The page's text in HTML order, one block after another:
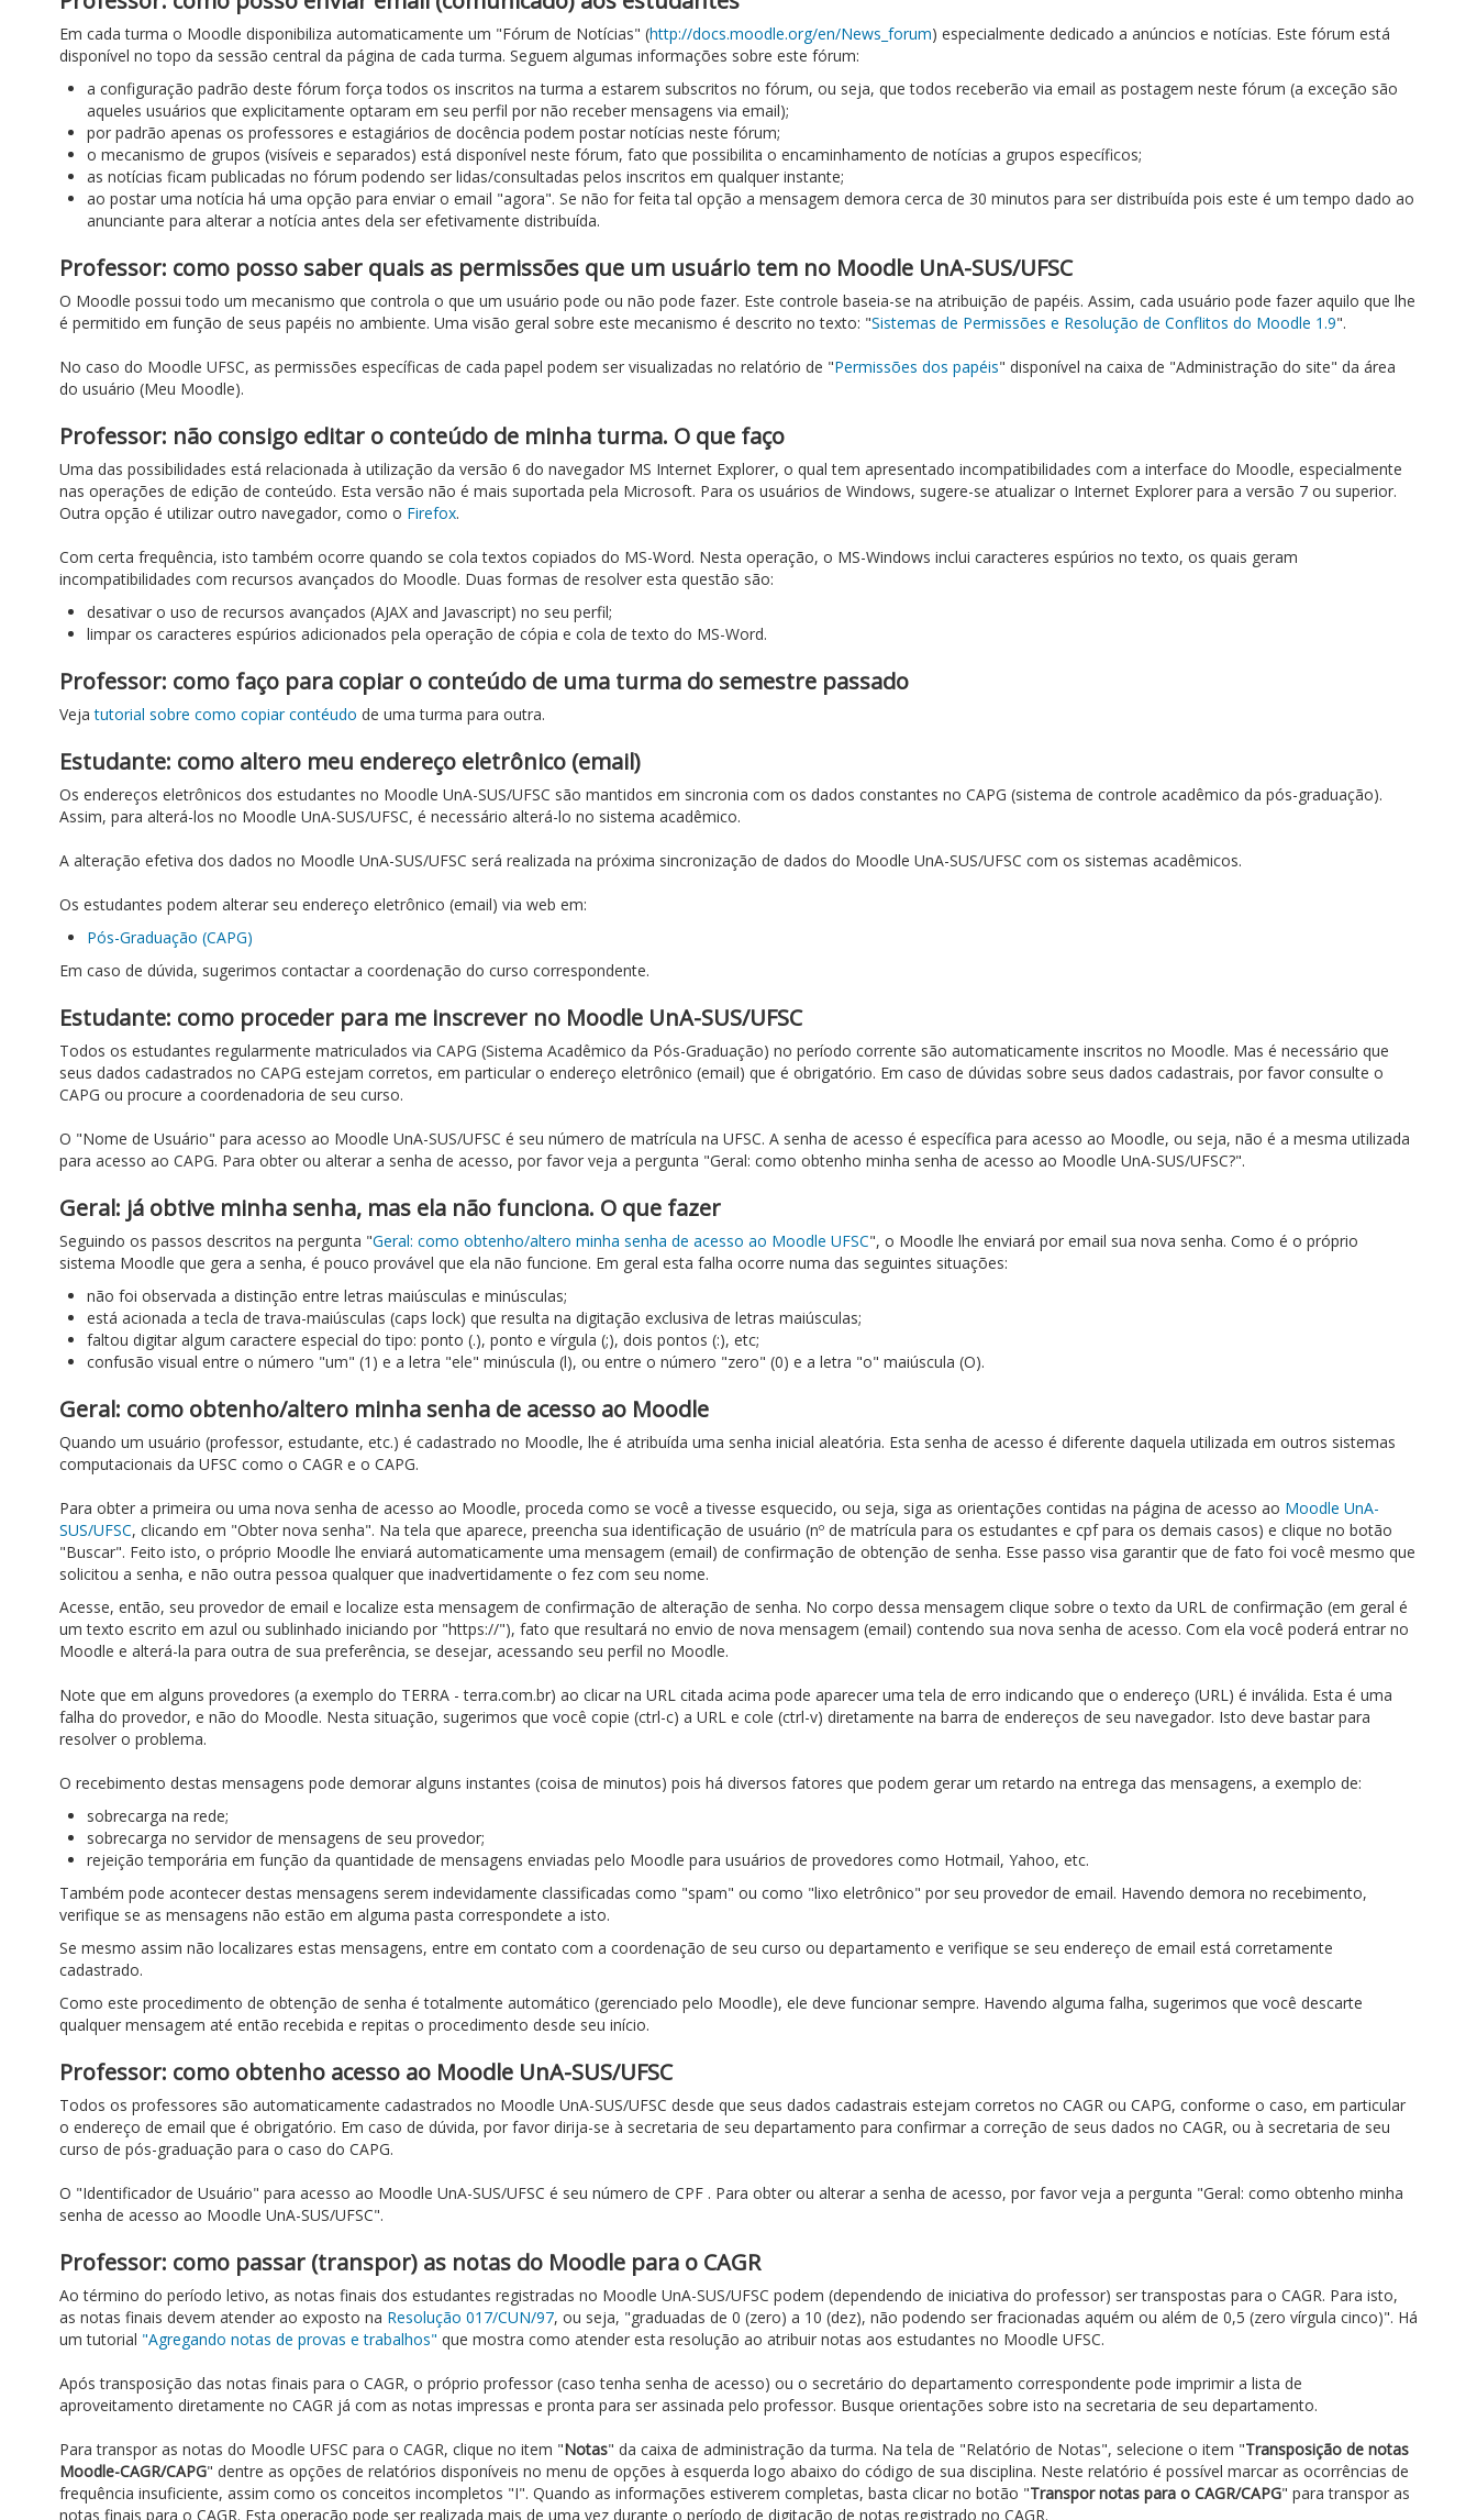
Em cada turma o Moodle disponibiliza automaticamente um "Fórum de Notícias" (http://docs.moodle.org/en/News_forum) especialmente dedicado a anúncios e notícias. Este fórum está
disponível no topo da sessão central da página de cada turma. Seguem algumas informações sobre este fórum:
a configuração padrão deste fórum força todos os inscritos na turma a estarem subscritos no fórum, ou seja, que todos receberão via email as postagem neste fórum (a exceção são
aqueles usuários que explicitamente optaram em seu perfil por não receber mensagens via email);
por padrão apenas os professores e estagiários de docência podem postar notícias neste fórum;
o mecanismo de grupos (visíveis e separados) está disponível neste fórum, fato que possibilita o encaminhamento de notícias a grupos específicos;
as notícias ficam publicadas no fórum podendo ser lidas/consultadas pelos inscritos em qualquer instante;
ao postar uma notícia há uma opção para enviar o email "agora". Se não for feita tal opção a mensagem demora cerca de 30 minutos para ser distribuída pois este é um tempo dado ao
anunciante para alterar a notícia antes dela ser efetivamente distribuída.
Professor: como posso saber quais as permissões que um usuário tem no Moodle UnA-SUS/UFSC
O Moodle possui todo um mecanismo que controla o que um usuário pode ou não pode fazer. Este controle baseia-se na atribuição de papéis. Assim, cada usuário pode fazer aquilo que lhe
é permitido em função de seus papéis no ambiente. Uma visão geral sobre este mecanismo é descrito no texto: "Sistemas de Permissões e Resolução de Conflitos do Moodle 1.9".
No caso do Moodle UFSC, as permissões específicas de cada papel podem ser visualizadas no relatório de "Permissões dos papéis" disponível na caixa de "Administração do site" da área
do usuário (Meu Moodle).
Professor: não consigo editar o conteúdo de minha turma. O que faço
Uma das possibilidades está relacionada à utilização da versão 6 do navegador MS Internet Explorer, o qual tem apresentado incompatibilidades com a interface do Moodle, especialmente
nas operações de edição de conteúdo. Esta versão não é mais suportada pela Microsoft. Para os usuários de Windows, sugere-se atualizar o Internet Explorer para a versão 7 ou superior.
Outra opção é utilizar outro navegador, como o Firefox.
Com certa frequência, isto também ocorre quando se cola textos copiados do MS-Word. Nesta operação, o MS-Windows inclui caracteres espúrios no texto, os quais geram
incompatibilidades com recursos avançados do Moodle. Duas formas de resolver esta questão são:
desativar o uso de recursos avançados (AJAX and Javascript) no seu perfil;
limpar os caracteres espúrios adicionados pela operação de cópia e cola de texto do MS-Word.
Professor: como faço para copiar o conteúdo de uma turma do semestre passado
Vejatutorial sobre como copiar contéudo de uma turma para outra.
Estudante: como altero meu endereço eletrônico (email)
Os endereços eletrônicos dos estudantes no Moodle UnA-SUS/UFSC são mantidos em sincronia com os dados constantes no CAPG (sistema de controle acadêmico da pós-graduação).
Assim, para alterá-los no Moodle UnA-SUS/UFSC, é necessário alterá-lo no sistema acadêmico.
A alteração efetiva dos dados no Moodle UnA-SUS/UFSC será realizada na próxima sincronização de dados do Moodle UnA-SUS/UFSC com os sistemas acadêmicos.
Os estudantes podem alterar seu endereço eletrônico (email) via web em:
Pós-Graduação (CAPG)
Em caso de dúvida, sugerimos contactar a coordenação do curso correspondente.
Estudante: como proceder para me inscrever no Moodle UnA-SUS/UFSC
Todos os estudantes regularmente matriculados via CAPG (Sistema Acadêmico da Pós-Graduação) no período corrente são automaticamente inscritos no Moodle. Mas é necessário que
seus dados cadastrados no CAPG estejam corretos, em particular o endereço eletrônico (email) que é obrigatório. Em caso de dúvidas sobre seus dados cadastrais, por favor consulte o
CAPG ou procure a coordenadoria de seu curso.
O "Nome de Usuário" para acesso ao Moodle UnA-SUS/UFSC é seu número de matrícula na UFSC. A senha de acesso é específica para acesso ao Moodle, ou seja, não é a mesma utilizada
para acesso ao CAPG. Para obter ou alterar a senha de acesso, por favor veja a pergunta "Geral: como obtenho minha senha de acesso ao Moodle UnA-SUS/UFSC?".
Geral: já obtive minha senha, mas ela não funciona. O que fazer
Seguindo os passos descritos na pergunta "Geral: como obtenho/altero minha senha de acesso ao Moodle UFSC", o Moodle lhe enviará por email sua nova senha. Como é o próprio
sistema Moodle que gera a senha, é pouco provável que ela não funcione. Em geral esta falha ocorre numa das seguintes situações:
não foi observada a distinção entre letras maiúsculas e minúsculas;
está acionada a tecla de trava-maiúsculas (caps lock) que resulta na digitação exclusiva de letras maiúsculas;
faltou digitar algum caractere especial do tipo: ponto (.), ponto e vírgula (;), dois pontos (:), etc;
confusão visual entre o número "um" (1) e a letra "ele" minúscula (l), ou entre o número "zero" (0) e a letra "o" maiúscula (O).
Geral: como obtenho/altero minha senha de acesso ao Moodle
Quando um usuário (professor, estudante, etc.) é cadastrado no Moodle, lhe é atribuída uma senha inicial aleatória. Esta senha de acesso é diferente daquela utilizada em outros sistemas
computacionais da UFSC como o CAGR e o CAPG.
Para obter a primeira ou uma nova senha de acesso ao Moodle, proceda como se você a tivesse esquecido, ou seja, siga as orientações contidas na página de acesso ao Moodle UnA-
SUS/UFSC, clicando em "Obter nova senha". Na tela que aparece, preencha sua identificação de usuário (nº de matrícula para os estudantes e cpf para os demais casos) e clique no botão
"Buscar". Feito isto, o próprio Moodle lhe enviará automaticamente uma mensagem (email) de confirmação de obtenção de senha. Esse passo visa garantir que de fato foi você mesmo que
solicitou a senha, e não outra pessoa qualquer que inadvertidamente o fez com seu nome.
Acesse, então, seu provedor de email e localize esta mensagem de confirmação de alteração de senha. No corpo dessa mensagem clique sobre o texto da URL de confirmação (em geral é
um texto escrito em azul ou sublinhado iniciando por "https://"), fato que resultará no envio de nova mensagem (email) contendo sua nova senha de acesso. Com ela você poderá entrar no
Moodle e alterá-la para outra de sua preferência, se desejar, acessando seu perfil no Moodle.
Note que em alguns provedores (a exemplo do TERRA - terra.com.br) ao clicar na URL citada acima pode aparecer uma tela de erro indicando que o endereço (URL) é inválida. Esta é uma
falha do provedor, e não do Moodle. Nesta situação, sugerimos que você copie (ctrl-c) a URL e cole (ctrl-v) diretamente na barra de endereços de seu navegador. Isto deve bastar para
resolver o problema.
O recebimento destas mensagens pode demorar alguns instantes (coisa de minutos) pois há diversos fatores que podem gerar um retardo na entrega das mensagens, a exemplo de:
sobrecarga na rede;
sobrecarga no servidor de mensagens de seu provedor;
rejeição temporária em função da quantidade de mensagens enviadas pelo Moodle para usuários de provedores como Hotmail, Yahoo, etc.
Também pode acontecer destas mensagens serem indevidamente classificadas como "spam" ou como "lixo eletrônico" por seu provedor de email. Havendo demora no recebimento,
verifique se as mensagens não estão em alguma pasta correspondete a isto.
Se mesmo assim não localizares estas mensagens, entre em contato com a coordenação de seu curso ou departamento e verifique se seu endereço de email está corretamente
cadastrado.
Como este procedimento de obtenção de senha é totalmente automático (gerenciado pelo Moodle), ele deve funcionar sempre. Havendo alguma falha, sugerimos que você descarte
qualquer mensagem até então recebida e repitas o procedimento desde seu início.
Professor: como obtenho acesso ao Moodle UnA-SUS/UFSC
Todos os professores são automaticamente cadastrados no Moodle UnA-SUS/UFSC desde que seus dados cadastrais estejam corretos no CAGR ou CAPG, conforme o caso, em particular
o endereço de email que é obrigatório. Em caso de dúvida, por favor dirija-se à secretaria de seu departamento para confirmar a correção de seus dados no CAGR, ou à secretaria de seu
curso de pós-graduação para o caso do CAPG.
O "Identificador de Usuário" para acesso ao Moodle UnA-SUS/UFSC é seu número de CPF . Para obter ou alterar a senha de acesso, por favor veja a pergunta "Geral: como obtenho minha
senha de acesso ao Moodle UnA-SUS/UFSC".
Professor: como passar (transpor) as notas do Moodle para o CAGR
Ao término do período letivo, as notas finais dos estudantes registradas no Moodle UnA-SUS/UFSC podem (dependendo de iniciativa do professor) ser transpostas para o CAGR. Para isto,
as notas finais devem atender ao exposto na Resolução 017/CUN/97, ou seja, "graduadas de 0 (zero) a 10 (dez), não podendo ser fracionadas aquém ou além de 0,5 (zero vírgula cinco)". Há
um tutorial "Agregando notas de provas e trabalhos" que mostra como atender esta resolução ao atribuir notas aos estudantes no Moodle UFSC.
Após transposição das notas finais para o CAGR, o próprio professor (caso tenha senha de acesso) ou o secretário do departamento correspondente pode imprimir a lista de
aproveitamento diretamente no CAGR já com as notas impressas e pronta para ser assinada pelo professor. Busque orientações sobre isto na secretaria de seu departamento.
Para transpor as notas do Moodle UFSC para o CAGR, clique no item "Notas" da caixa de administração da turma. Na tela de "Relatório de Notas", selecione o item "Transposição de notas
Moodle-CAGR/CAPG" dentre as opções de relatórios disponíveis no menu de opções à esquerda logo abaixo do código de sua disciplina. Neste relatório é possível marcar as ocorrências de
frequência insuficiente, assim como os conceitos incompletos "I". Quando as informações estiverem completas, basta clicar no botão "Transpor notas para o CAGR/CAPG" para transpor as
notas finais para o CAGR. Esta operação pode ser realizada mais de uma vez durante o período de digitação de notas registrado no CAGR.